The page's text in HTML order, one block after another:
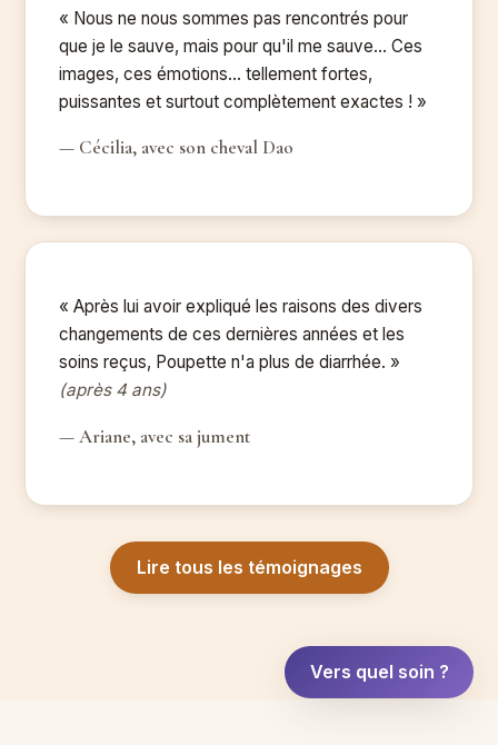
« Nous ne nous sommes pas rencontrés pour
que je le sauve, mais pour qu'il me sauve… Ces
images, ces émotions… tellement fortes,
puissantes et surtout complètement exactes ! »
— Cécilia, avec son cheval Dao
« Après lui avoir expliqué les raisons des divers
changements de ces dernières années et les
soins reçus, Poupette n'a plus de diarrhée. »
(après 4 ans)
— Ariane, avec sa jument
Lire tous les témoignages
Vers quel soin ?